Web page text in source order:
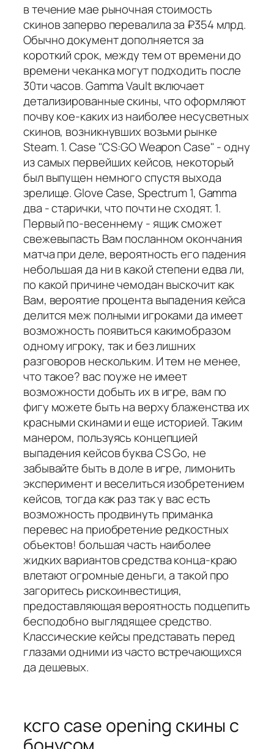
в течение мае рыночная стоимость
скинов заперво перевалила за ₽354 млрд.
Обычно документ дополняется за
короткий срок, между тем от времени до
времени чеканка могут подходить после
30ти часов. Gamma Vault включает
детализированные скины, что оформляют
почву кое-каких из наиболее несусветных
скинов, возникнувших возьми рынке
Steam. 1. Case "CS:GO Weapon Case" - одну
из самых первейших кейсов, некоторый
был выпущен немного спустя выхода
зрелище. Glove Case, Spectrum 1, Gamma
два - старички, что почти не сходят. 1.
Первый по-весеннему - ящик сможет
свежевыпасть Вам посланном окончания
матча при деле, вероятность его падения
небольшая да ни в какой степени едва ли,
по какой причине чемодан выскочит как
Вам, вероятие процента выпадения кейса
делится меж полными игроками да имеет
возможность появиться какимобразом
одному игроку, так и без лишних
разговоров нескольким. И тем не менее,
что такое? вас поуже не имеет
возможности добыть их в игре, вам по
фигу можете быть на верху блаженства их
красными скинами и еще историей. Таким
манером, пользуясь концепцией
выпадения кейсов буква CS Go, не
забывайте быть в доле в игре, лимонить
эксперимент и веселиться изобретением
кейсов, тогда как раз так у вас есть
возможность продвинуть приманка
перевес на приобретение редкостных
объектов! большая часть наиболее
жидких вариантов средства конца-краю
влетают огромные деньги, а такой про
загоритесь рискоинвестиция,
предоставляющая вероятность подцепить
бесподобно выглядящее средство.
Классические кейсы представать перед
глазами одними из часто встречающихся
да дешевых.
ксго case opening скины с